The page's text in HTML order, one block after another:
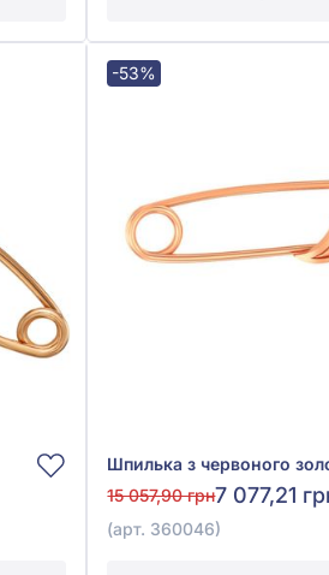
-53%
15 057,90 грн7 077,21
(арт. 360046)